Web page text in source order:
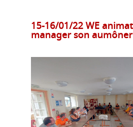
15-16/01/22 WE
manager son